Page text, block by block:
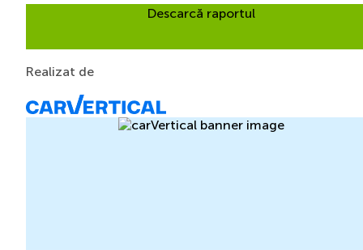
Descarcă raportul
Realizat de